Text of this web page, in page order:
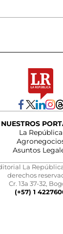
NUESTROS
La República
Asuntos
La República
derechos
Cr. 13a 37-32,
(+57) 1